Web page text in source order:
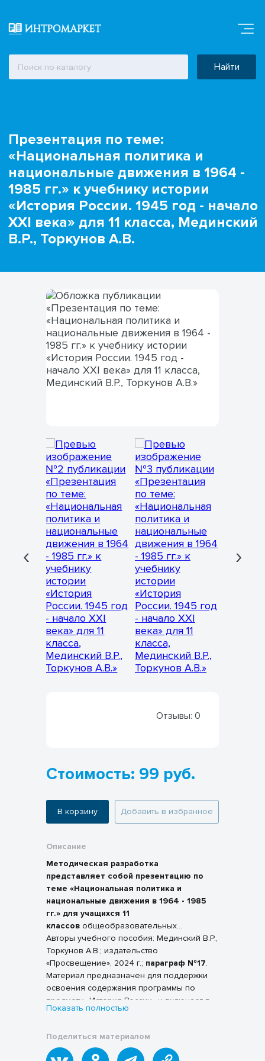
Найти
Презентация по теме:
«Национальная политика и
национальные движения в 1964 -
1985 гг.» к учебнику истории
«История России. 1945 год - начало
XXI века» для 11 класса, Мединский
В.Р., Торкунов А.В.
‹ ›
Отзывы: 0
Стоимость: 99 руб.
В корзину Добавить в избранное
Описание
Методическая разработка
представляет собой презентацию по
теме «Национальная политика и
национальные движения в 1964 - 1985
гг.» для учащихся 11
классов общеобразовательных
учреждений, подготовленную в
соответствии с учебной программой курса
«История России 1945 г. - начало XXI века».
Авторы учебного пособия: Мединский В.Р.,
Торкунов А.В.; издательство
«Просвещение», 2024 г.; параграф №17.
Материал предназначен для поддержки
освоения содержания программы по
предмету «История России» и включает в
себя информационно-аналитический
и тенденции внешней политики
Советского Союза периода позднего
Разделы презентации охватывают:
Показать полностью
Поделиться материалом